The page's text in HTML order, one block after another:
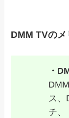
DMM TVのメ
・
ス、
チ、